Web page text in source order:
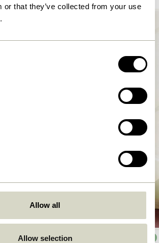
or that they’ve collected from your use
Allow all
Allow selection